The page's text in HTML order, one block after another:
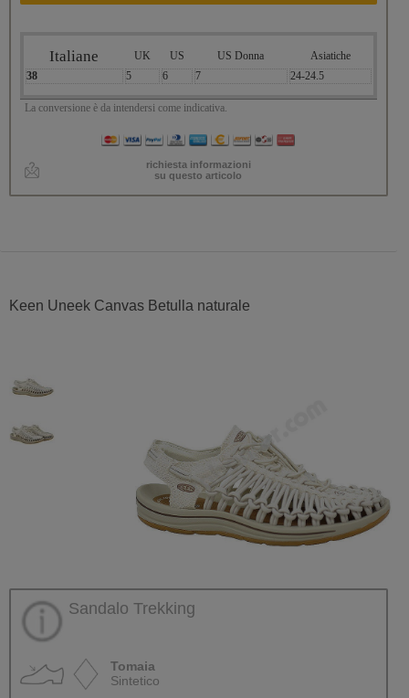
Italiane UK US US Donna
Asiatiche
38
5 6 7 24-24.5
La conversione è da intendersi come indicativa.
richiesta informazioni
su questo articolo
Keen Uneek Canvas Betulla naturale
Sandalo Trekking
Tomaia
Sintetico